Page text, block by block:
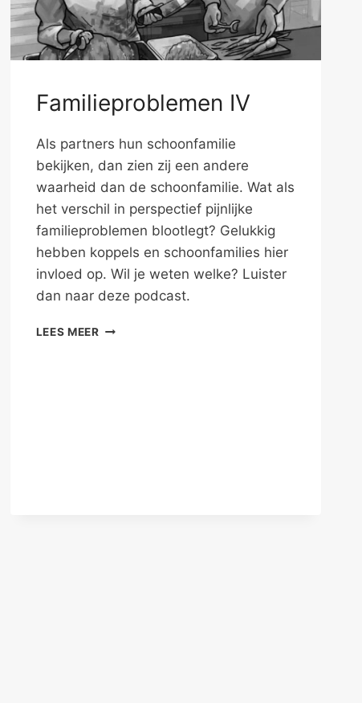
Familieproblemen IV
Als partners hun schoonfamilie
bekijken, dan zien zij een andere
waarheid dan de schoonfamilie. Wat als
het verschil in perspectief pijnlijke
familieproblemen blootlegt? Gelukkig
hebben koppels en schoonfamilies hier
invloed op. Wil je weten welke? Luister
dan naar deze podcast.
LEES MEERFAMILIEPROBLEMEN